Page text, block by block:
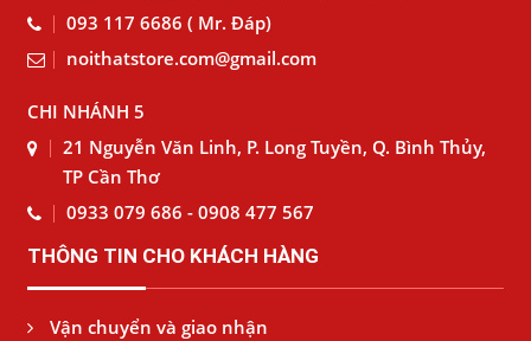
093 117 6686 ( Mr. Đáp)
noithatstore.com@gmail.com
CHI NHÁNH 5
21 Nguyễn Văn Linh, P. Long Tuyền, Q. Bình Thủy,
TP Cần Thơ
0933 079 686 - 0908 477 567
THÔNG TIN CHO KHÁCH HÀNG
Vận chuyển và giao nhận